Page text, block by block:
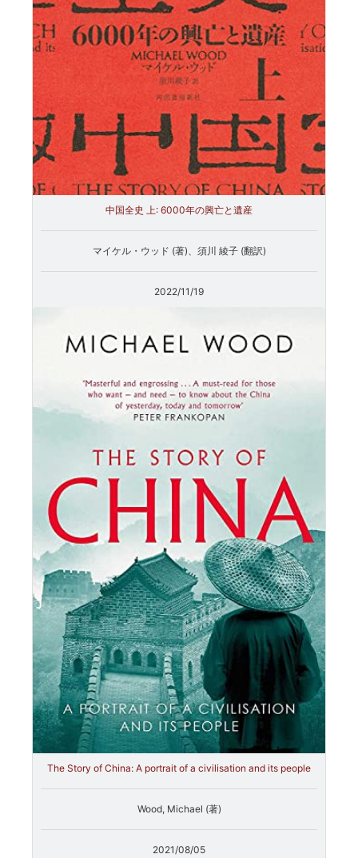
中国全史 上: 6000年の興亡と遺産
マイケル・ウッド (著)、須川 綾子 (翻訳)
2022/11/19
The Story of China: A portrait of a civilisation and its people
Wood, Michael (著)
2021/08/05